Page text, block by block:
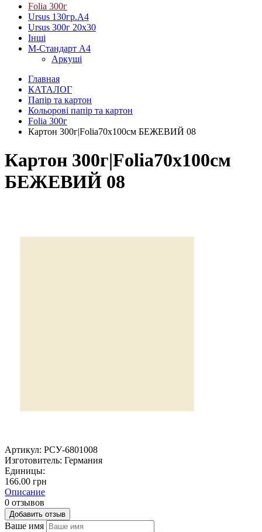
Folia 300г
Ursus 130гр.А4
Ursus 300г 20х30
Інші
М-Стандарт А4
Аркуші
Главная
КАТАЛОГ
Папір та картон
Кольорові папір та картон
Folia 300г
Картон 300г|Folia70х100см БЕЖЕВИЙ 08
Картон 300г|Folia70х100см
БЕЖЕВИЙ 08
Артикул: РСУ-6801008
Изготовитель: Германия
Единицы:
166.00 грн
Описание
0 отзывов
Добавить отзыв
Ваше имя